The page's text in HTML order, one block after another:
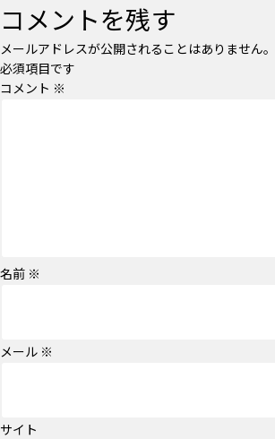
コメントを残す
メールアドレスが公開されることはありません。
必須項目です
コメント ※
名前 ※
メール ※
サイト